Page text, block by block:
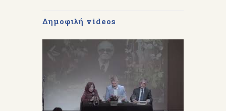
Δημοφιλή videos